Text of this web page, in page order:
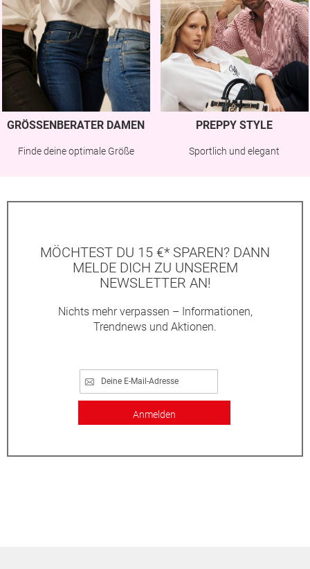
GRÖSSENBERATER DAMEN
Finde deine optimale Größe
PREPPY STYLE
Sportlich und elegant
MÖCHTEST DU 15 €* SPAREN? DANN
MELDE DICH ZU UNSEREM
NEWSLETTER AN!
Nichts mehr verpassen – Informationen,
Trendnews und Aktionen.
Anmelden